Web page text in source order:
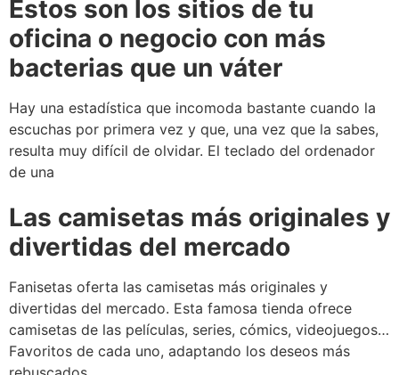
Estos son los sitios de tu
oficina o negocio con más
bacterias que un váter
Hay una estadística que incomoda bastante cuando la
escuchas por primera vez y que, una vez que la sabes,
resulta muy difícil de olvidar. El teclado del ordenador
de una
Las camisetas más originales y
divertidas del mercado
Fanisetas oferta las camisetas más originales y
divertidas del mercado. Esta famosa tienda ofrece
camisetas de las películas, series, cómics, videojuegos…
Favoritos de cada uno, adaptando los deseos más